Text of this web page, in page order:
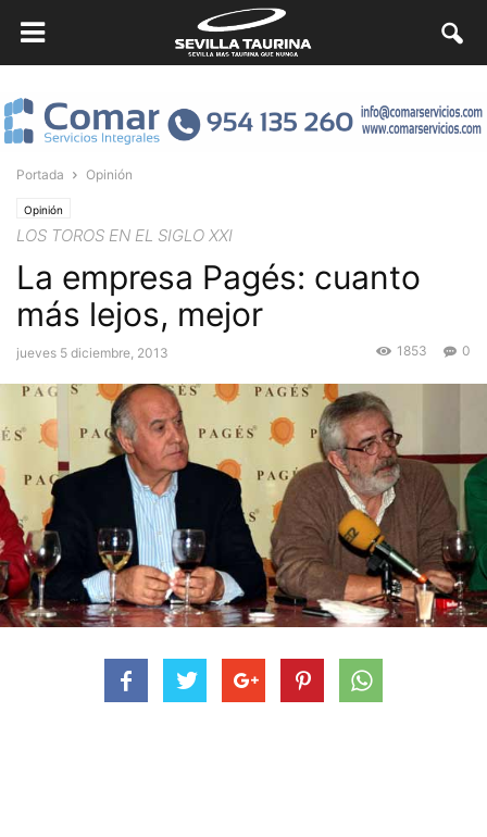
Portada Opinión
Opinión
LOS TOROS EN EL SIGLO XXI
La empresa Pagés: cuanto
más lejos, mejor
jueves 5 diciembre, 2013 0
1853